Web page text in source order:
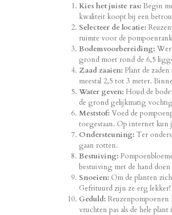
Kies het juiste ras:Begin
kwaliteit koopt bij een
Selecteer de locatie:
ruimte voor de
Bodemvoorbereiding:
grond moet rond de 6,5
Zaad zaaien:Plant de
meestal 2,5 tot 3 meter.
Water geven:Houd de
de grond gelijkmatig
Meststof:Voed de
toegestaan. Op internet kun
Ondersteuning:Ter
gaan rotten.
Bestuiving:
bestuiving met de hand
Snoeien:Om de planten
Gefrituurd zijn ze erg lekker!
Geduld:Reuzenpompoenen
vruchten pas als de hele